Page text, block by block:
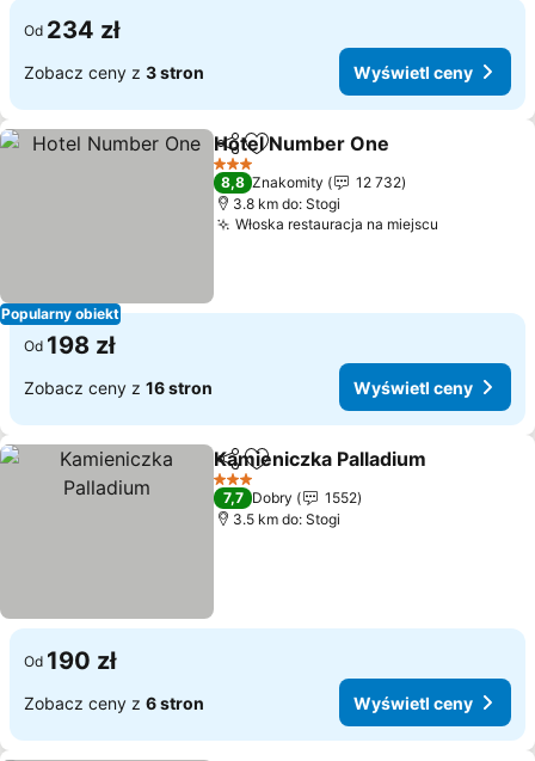
Od 234 zł
Zobacz ceny z 3 stron Wyświetl ceny
Popularny obiekt
Udostępnij
Dodaj do ulubionych
Hotel Number One
3 Kategoria
8,8 Znakomity
12 732
3.8 km do: Stogi
Włoska restauracja na miejscu
Od 198 zł
Zobacz ceny z 16 stron Wyświetl ceny
Udostępnij
Dodaj do ulubionych
Kamieniczka Palladium
3 Kategoria
7,7 Dobry
1552
3.5 km do: Stogi
Od 190 zł
Zobacz ceny z 6 stron Wyświetl ceny